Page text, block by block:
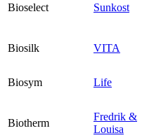
Bioselect Sunkost
Biosilk VITA
Biosym
Life
Biotherm
Fredrik &
Louisa